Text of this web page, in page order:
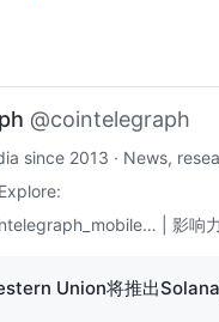
@cointelegraph
since 2013 · News,
| 影响
Union将推出